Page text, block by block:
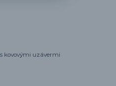
kovovými uzávermi